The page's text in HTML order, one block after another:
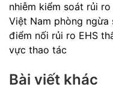
nhiễm kiểm soát rủi ro
Việt Nam phòng ngừa
điểm nối rủi ro EHS
vực thao tác
Bài viết khác